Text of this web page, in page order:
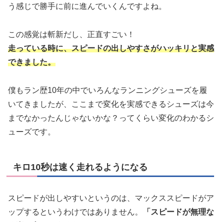
う感じで勝手に前に進んでいくんですよね。
この感覚は斬新だし、正直すごい！
走っている時に、スピードの出しやすさがハッキリと実感
できました。
僕もラン歴10年の中でいろんなランニングシューズを履
いてきましたが、ここまで変化を実感できるシューズは今
までなかったんじゃないかな？ってくらい変化のわかるシ
ューズです。
キロ10秒は速く走れるようになる
スピードが出しやすいというのは、マックススピードがア
ップするというわけではありません。
「スピードが無理な